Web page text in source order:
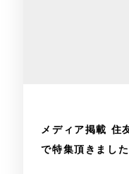
メディア掲載 住
で特集頂きまし